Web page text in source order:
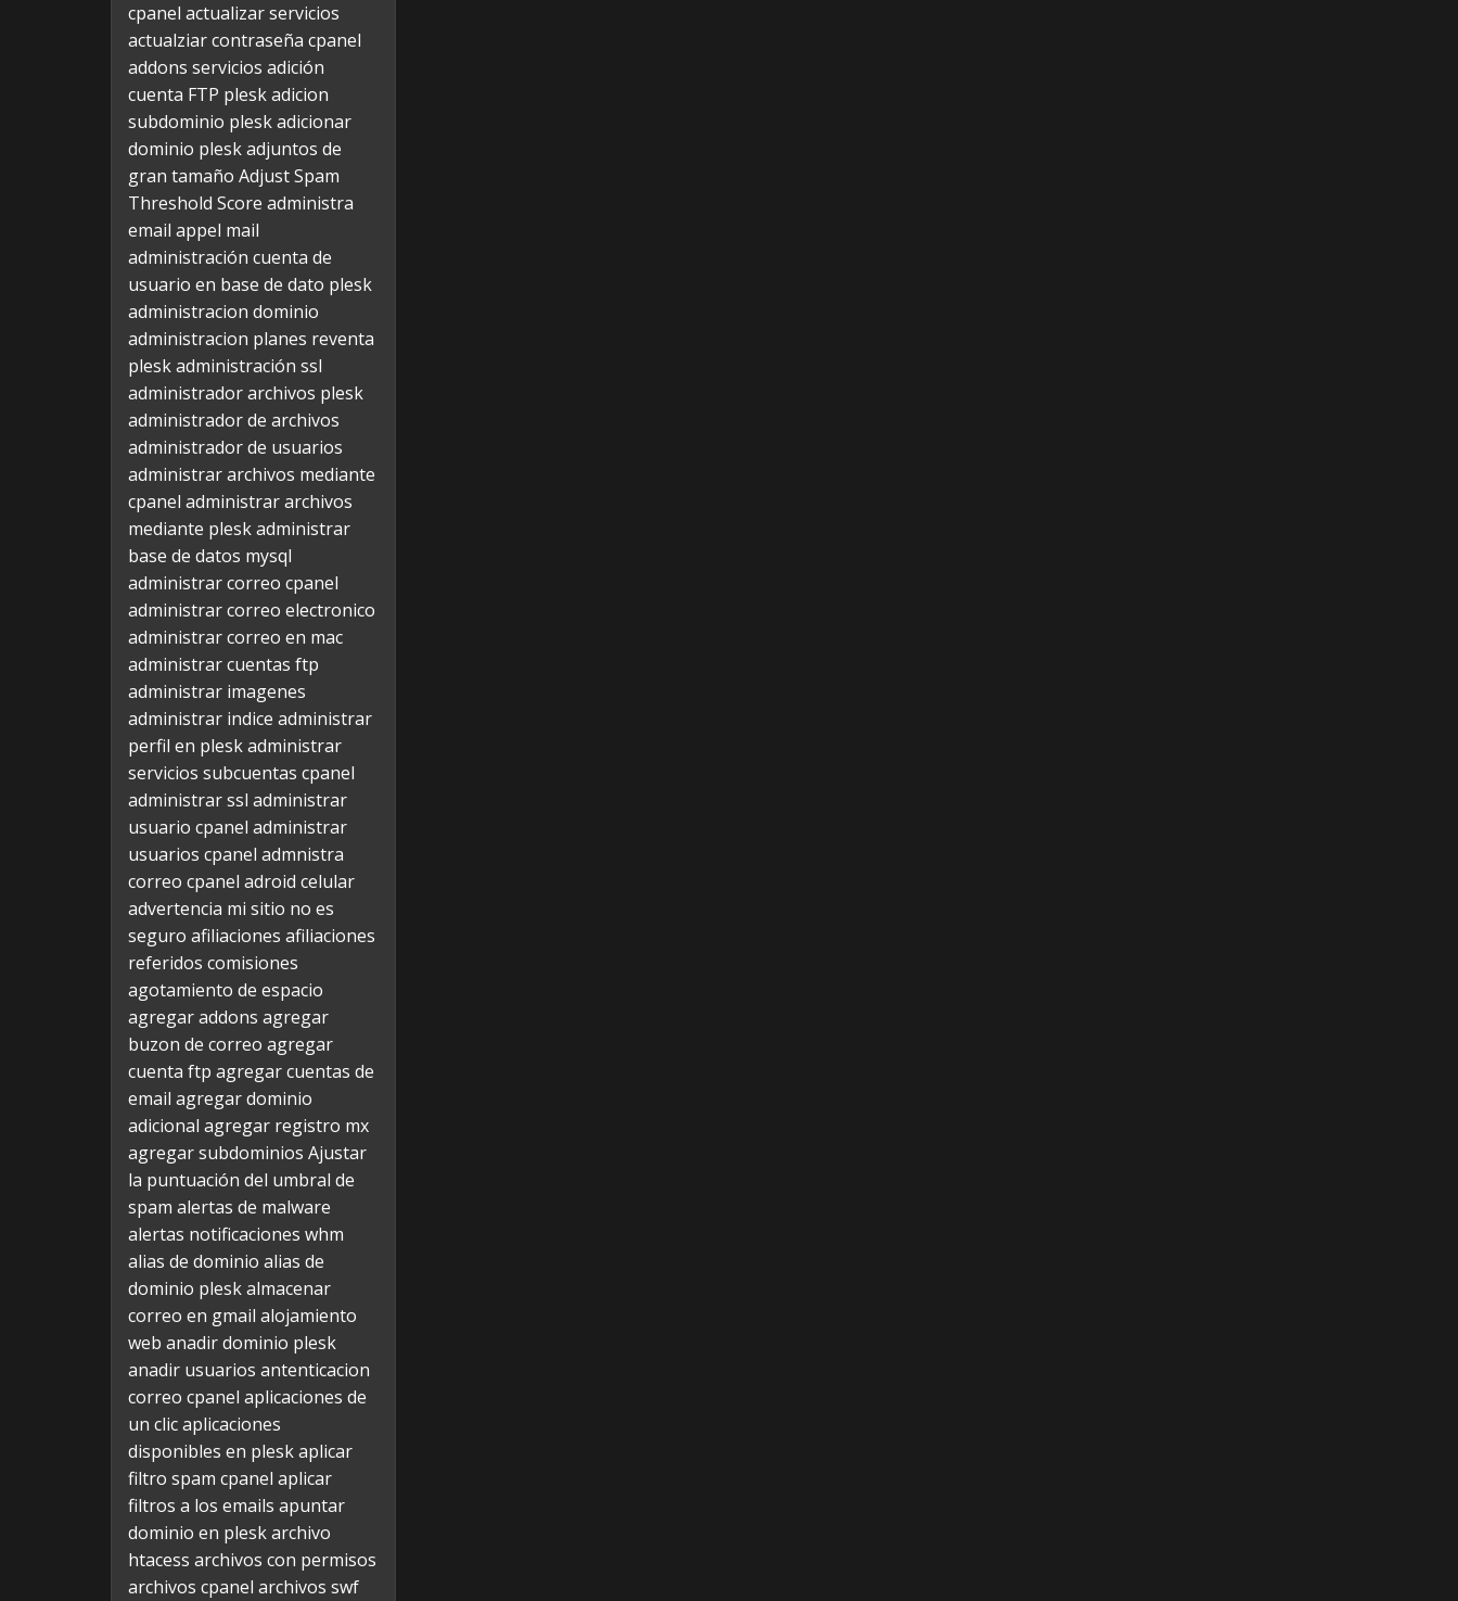
cpanel actualizar servicios
actualziar contraseña cpanel
addons servicios adición
cuenta FTP pleskadicion
subdominio pleskadicionar
dominio pleskadjuntos de
gran tamaño Adjust Spam
Threshold Score administra
email appel mail
administración cuenta de
usuario en base de dato plesk
administracion dominio
administracion planes reventa
pleskadministración ssl
administrador archivos plesk
administrador de archivos
administrador de usuarios
administrar archivos mediante
cpanel administrar archivos
mediante pleskadministrar
base de datos mysql
administrar correo cpanel
administrar correo electronico
administrar correo en mac
administrar cuentas ftp
administrar imagenes
administrar indice administrar
perfil en pleskadministrar
servicios subcuentas cpanel
administrar ssl administrar
usuario cpanel administrar
usuarios cpanel admnistra
correo cpanel adroid celular
advertencia mi sitio no es
seguro afiliaciones afiliaciones
referidos comisiones
agotamiento de espacio
agregar addons agregar
buzon de correo agregar
cuenta ftp agregar cuentas de
email agregar dominio
adicional agregar registro mx
agregar subdominios Ajustar
la puntuación del umbral de
spam alertas de malware
alertas notificaciones whm
alias de dominio alias de
dominio pleskalmacenar
correo en gmail alojamiento
web anadir dominio plesk
anadir usuarios antenticacion
correo cpanel aplicaciones de
un clicaplicaciones
disponibles en pleskaplicar
filtro spam cpanel aplicar
filtros a los emails apuntar
dominio en pleskarchivo
htacess archivos con permisos
archivos cpanel archivos swf